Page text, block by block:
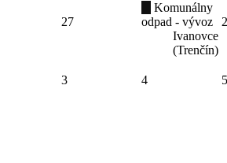
27
Komunálny
odpad - vývoz
Ivanovce
(Trenčín)
3 4
5